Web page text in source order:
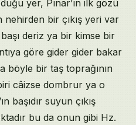
yer, Pınar’ın ilk gözü
bir çıkış yeri var
başı deriz ya bir kimse bir
göre gider gider bakar
böyle bir taş toprağının
câizse dombrur ya o
başıdır suyun çıkış
bu da onun gibi Hz.